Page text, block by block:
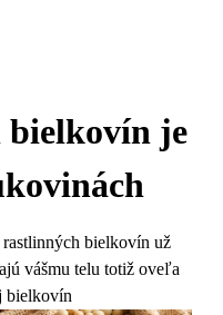
bielkovín je
bielkovín už
vášmu telu totiž oveľa
bielkovín